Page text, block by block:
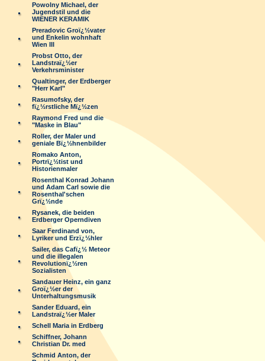
Powolny Michael, der
Jugendstil und die
WIENER KERAMIK
Preradovic Groï¿½vater
und Enkelin wohnhaft
Wien III
Probst Otto, der
Landstraï¿½er
Verkehrsminister
Qualtinger, der Erdberger
"Herr Karl"
Rasumofsky, der
fï¿½rstliche Mï¿½zen
Raymond Fred und die
"Maske in Blau"
Roller, der Maler und
geniale Bï¿½hnenbilder
Romako Anton,
Portrï¿½tist und
Historienmaler
Rosenthal Konrad Johann
und Adam Carl sowie die
Rosenthal'schen
Grï¿½nde
Rysanek, die beiden
Erdberger Operndiven
Saar Ferdinand von,
Lyriker und Erzï¿½hler
Sailer, das Cafï¿½ Meteor
und die illegalen
Revolutionï¿½ren
Sozialisten
Sandauer Heinz, ein ganz
Groï¿½er der
Unterhaltungsmusik
Sander Eduard, ein
Landstraï¿½er Maler
Schell Maria in Erdberg
Schiffner, Johann
Christian Dr. med
Schmid Anton, der